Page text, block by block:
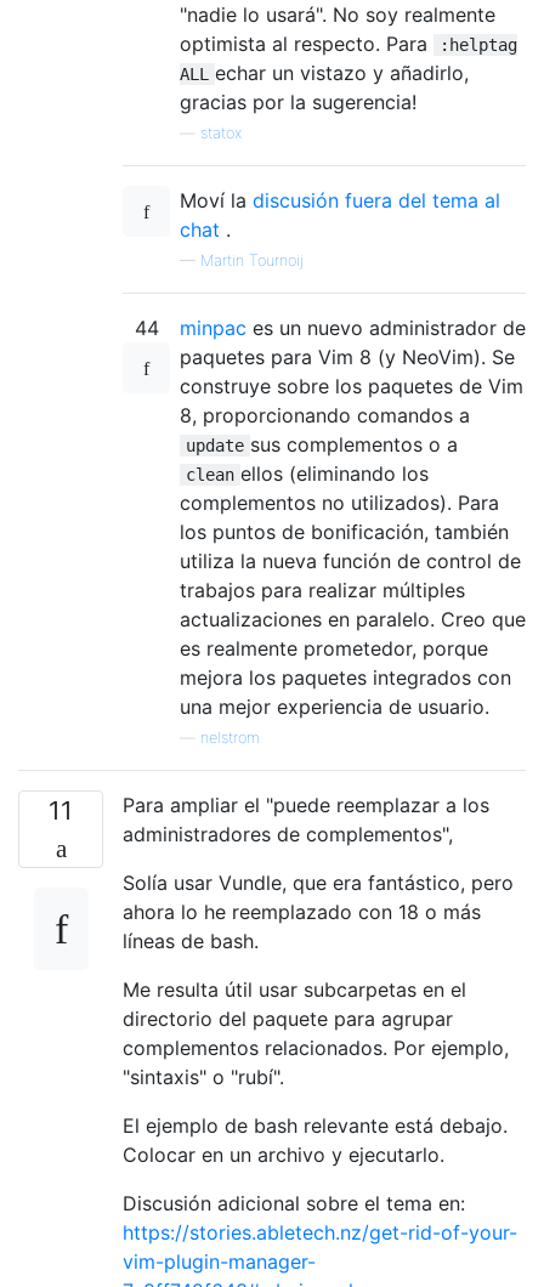
"nadie lo usará". No soy realmente
optimista al respecto. Para
:helptag
ALL
echar un vistazo y añadirlo,
gracias por la sugerencia!
statox
Moví la discusión fuera del tema al
chat .
— Martin Tournoij
44 minpac es un nuevo administrador de
paquetes para Vim 8 (y NeoVim). Se
construye sobre los paquetes de Vim
8, proporcionando comandos a
update sus complementos o a
clean ellos (eliminando los
complementos no utilizados). Para
los puntos de bonificación, también
utiliza la nueva función de control de
trabajos para realizar múltiples
actualizaciones en paralelo. Creo que
es realmente prometedor, porque
mejora los paquetes integrados con
una mejor experiencia de usuario.
nelstrom
11
Para ampliar el "puede reemplazar a los
administradores de complementos",
Solía ​​usar Vundle, que era fantástico, pero
ahora lo he reemplazado con 18 o más
líneas de bash.
Me resulta útil usar subcarpetas en el
directorio del paquete para agrupar
complementos relacionados. Por ejemplo,
"sintaxis" o "rubí".
El ejemplo de bash relevante está debajo.
Colocar en un archivo y ejecutarlo.
Discusión adicional sobre el tema en:
https://stories.abletech.nz/get-rid-of-your-
vim-plugin-manager-